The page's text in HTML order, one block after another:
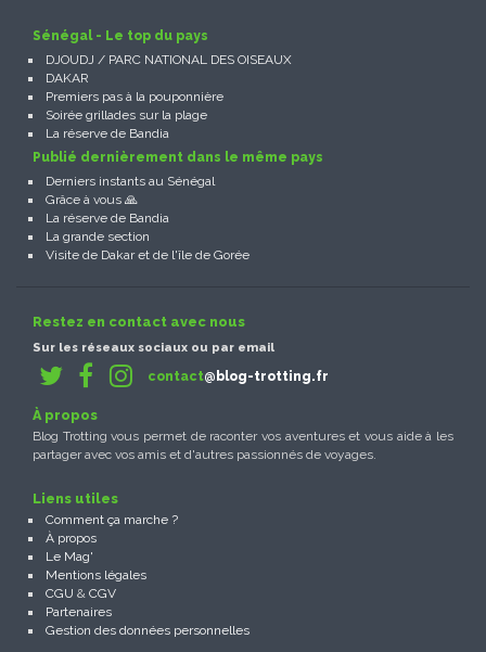
Sénégal - Le top du pays
DJOUDJ / PARC NATIONAL DES OISEAUX
DAKAR
Premiers pas à la pouponnière
Soirée grillades sur la plage
La réserve de Bandia
Publié dernièrement dans le même pays
Derniers instants au Sénégal
Grâce à vous 🙏
La réserve de Bandia
La grande section
Visite de Dakar et de l'île de Gorée
Restez en contact avec nous
Sur les réseaux sociaux ou par email
contact@blog-trotting.fr
À propos
Blog Trotting vous permet de raconter vos aventures et vous aide à les
partager avec vos amis et d'autres passionnés de voyages.
Liens utiles
Comment ça marche ?
À propos
Le Mag'
Mentions légales
CGU & CGV
Partenaires
Gestion des données personnelles